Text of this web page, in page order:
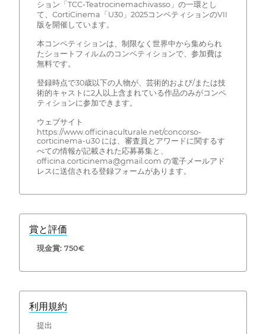
ション「TCC-Teatrocinemachivasso」の一環とし
て、CortiCinema「U30」2025コンペティションのVII
版を開催しています。
本コンペティションは、制限なく世界中から集められ
たショートフィルムのコンペティションで、参加費は
無料です。
登録時点で30歳以下の人物が、芸術的および/または技
術的キャストに2人以上含まれている作品のみがコンペ
ティションに参加できます。
ウェブサイト
https://www.officinaculturale.net/concorso-
corticinema-u30 には、審査員とアワードに関するす
べての情報が記載された応募募集と、
officina.corticinema@gmail.com の電子メールアド
レスに送信される登録フォームがあります。
賞と評価
現金賞: 750€
利用規約
提出